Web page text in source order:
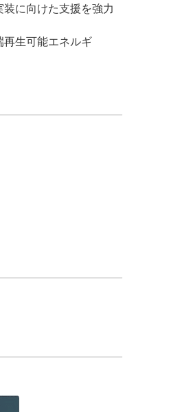
に向けた支援を強力
再生可能エネルギ